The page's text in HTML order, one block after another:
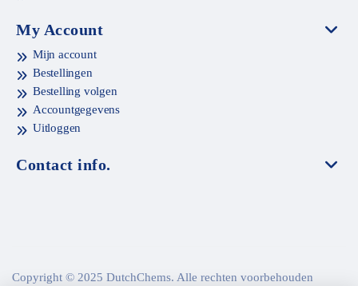
My Account
Mijn account
Bestellingen
Bestelling volgen
Accountgegevens
Uitloggen
Contact info.
Copyright © 2025 DutchChems. Alle rechten voorbehouden